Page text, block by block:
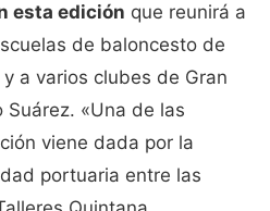
esta edición que reunirá a
de baloncesto de
a varios clubes de Gran
Suárez. «Una de las
viene dada por la
portuaria entre las